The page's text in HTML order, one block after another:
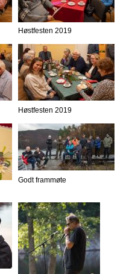
Høstfesten 2019
Høstfesten 2019
Godt frammøte